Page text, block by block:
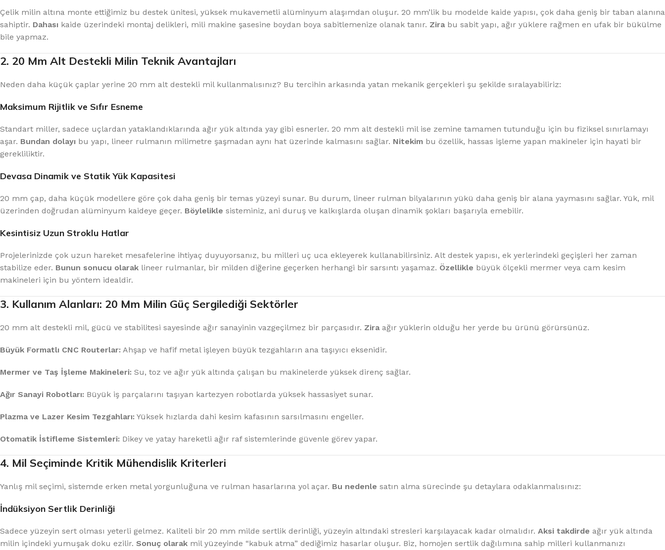
Çelik milin altına monte ettiğimiz bu destek ünitesi, yüksek mukavemetli alüminyum alaşımdan oluşur. 20 mm’lik bu modelde kaide yapısı, çok daha geniş bir taban alanına
sahiptir. Dahası kaide üzerindeki montaj delikleri, mili makine şasesine boydan boya sabitlemenize olanak tanır. Zira bu sabit yapı, ağır yüklere rağmen en ufak bir bükülme
bile yapmaz.
2. 20 Mm Alt Destekli Milin Teknik Avantajları
Neden daha küçük çaplar yerine 20 mm alt destekli mil kullanmalısınız? Bu tercihin arkasında yatan mekanik gerçekleri şu şekilde sıralayabiliriz:
Maksimum Rijitlik ve Sıfır Esneme
Standart miller, sadece uçlardan yataklandıklarında ağır yük altında yay gibi esnerler. 20 mm alt destekli mil ise zemine tamamen tutunduğu için bu fiziksel sınırlamayı
aşar. Bundan dolayı bu yapı, lineer rulmanın milimetre şaşmadan aynı hat üzerinde kalmasını sağlar. Nitekim bu özellik, hassas işleme yapan makineler için hayati bir
gerekliliktir.
Devasa Dinamik ve Statik Yük Kapasitesi
20 mm çap, daha küçük modellere göre çok daha geniş bir temas yüzeyi sunar. Bu durum, lineer rulman bilyalarının yükü daha geniş bir alana yaymasını sağlar. Yük, mil
üzerinden doğrudan alüminyum kaideye geçer. Böylelikle sisteminiz, ani duruş ve kalkışlarda oluşan dinamik şokları başarıyla emebilir.
Kesintisiz Uzun Stroklu Hatlar
Projelerinizde çok uzun hareket mesafelerine ihtiyaç duyuyorsanız, bu milleri uç uca ekleyerek kullanabilirsiniz. Alt destek yapısı, ek yerlerindeki geçişleri her zaman
stabilize eder. Bunun sonucu olarak lineer rulmanlar, bir milden diğerine geçerken herhangi bir sarsıntı yaşamaz. Özellikle büyük ölçekli mermer veya cam kesim
makineleri için bu yöntem idealdir.
3. Kullanım Alanları: 20 Mm Milin Güç Sergilediği Sektörler
20 mm alt destekli mil, gücü ve stabilitesi sayesinde ağır sanayinin vazgeçilmez bir parçasıdır. Zira ağır yüklerin olduğu her yerde bu ürünü görürsünüz.
Büyük Formatlı CNC Routerlar: Ahşap ve hafif metal işleyen büyük tezgahların ana taşıyıcı eksenidir.
Mermer ve Taş İşleme Makineleri: Su, toz ve ağır yük altında çalışan bu makinelerde yüksek direnç sağlar.
Ağır Sanayi Robotları: Büyük iş parçalarını taşıyan kartezyen robotlarda yüksek hassasiyet sunar.
Plazma ve Lazer Kesim Tezgahları: Yüksek hızlarda dahi kesim kafasının sarsılmasını engeller.
Otomatik İstifleme Sistemleri: Dikey ve yatay hareketli ağır raf sistemlerinde güvenle görev yapar.
4. Mil Seçiminde Kritik Mühendislik Kriterleri
Yanlış mil seçimi, sistemde erken metal yorgunluğuna ve rulman hasarlarına yol açar. Bu nedenle satın alma sürecinde şu detaylara odaklanmalısınız:
İndüksiyon Sertlik Derinliği
Sadece yüzeyin sert olması yeterli gelmez. Kaliteli bir 20 mm milde sertlik derinliği, yüzeyin altındaki stresleri karşılayacak kadar olmalıdır. Aksi takdirde ağır yük altında
milin içindeki yumuşak doku ezilir. Sonuç olarak mil yüzeyinde “kabuk atma” dediğimiz hasarlar oluşur. Biz, homojen sertlik dağılımına sahip milleri kullanmanızı